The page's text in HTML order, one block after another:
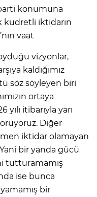
konumuna
kudretli iktidarın
vaat
vizyonlar,
kaldığımız
söz söyleyen biri
ortaya
itibarıyla yarı
Diğer
iktidar olamayan
bir yanda gücü
tutturamamış
ise bunca
bir